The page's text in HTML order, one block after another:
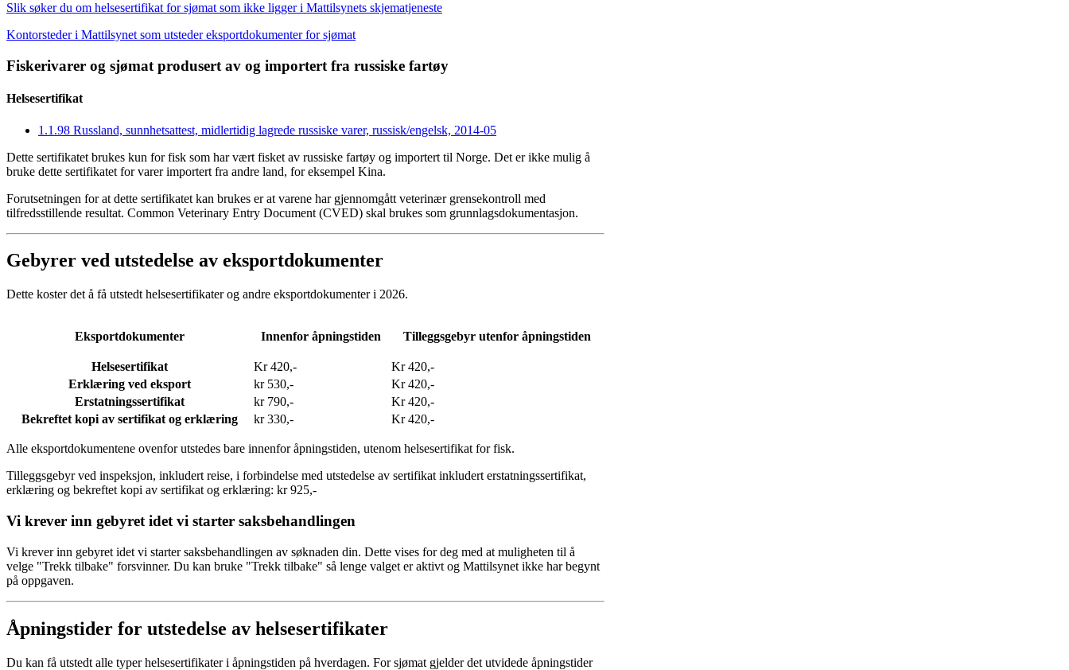
Slik søker du om helsesertifikat for sjømat som ikke ligger i Mattilsynets skjematjeneste
Kontorsteder i Mattilsynet som utsteder eksportdokumenter for sjømat
Fiskerivarer og sjømat produsert av og importert fra russiske fartøy
Helsesertifikat
1.1.98 Russland, sunnhetsattest, midlertidig lagrede russiske varer, russisk/engelsk, 2014-05
Dette sertifikatet brukes kun for fisk som har vært fisket av russiske fartøy og importert til Norge. Det er ikke mulig å
bruke dette sertifikatet for varer importert fra andre land, for eksempel Kina.
Forutsetningen for at dette sertifikatet kan brukes er at varene har gjennomgått veterinær grensekontroll med
tilfredsstillende resultat. Common Veterinary Entry Document (CVED) skal brukes som grunnlagsdokumentasjon.
Gebyrer ved utstedelse av eksportdokumenter
Dette koster det å få utstedt helsesertifikater og andre eksportdokumenter i 2026.
Eksportdokumenter Innenfor åpningstiden Tilleggsgebyr utenfor åpningstiden
Helsesertifikat Kr 420,-
Kr 420,-
Erklæring ved eksport
kr 530,-
Kr 420,-
Erstatningssertifikat
kr 790,-
Kr 420,-
Bekreftet kopi av sertifikat og erklæring
kr 330,- Kr 420,-
Alle eksportdokumentene ovenfor utstedes bare innenfor åpningstiden, utenom helsesertifikat for fisk.
Tilleggsgebyr ved inspeksjon, inkludert reise, i forbindelse med utstedelse av sertifikat inkludert erstatningssertifikat,
erklæring og bekreftet kopi av sertifikat og erklæring: kr 925,-
Vi krever inn gebyret idet vi starter saksbehandlingen
Vi krever inn gebyret idet vi starter saksbehandlingen av søknaden din. Dette vises for deg med at muligheten til å
velge "Trekk tilbake" forsvinner. Du kan bruke "Trekk tilbake" så lenge valget er aktivt og Mattilsynet ikke har begynt
på oppgaven.
Åpningstider for utstedelse av helsesertifikater
Du kan få utstedt alle typer helsesertifikater i åpningstiden på hverdagen. For sjømat gjelder det utvidede åpningstider